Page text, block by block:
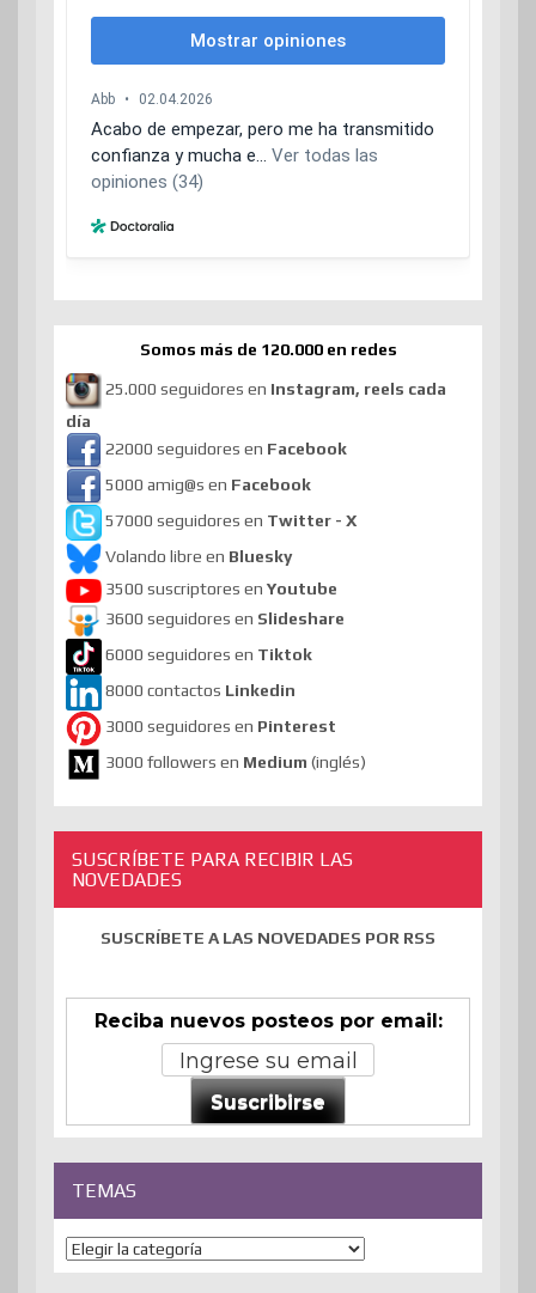
Somos más de 120.000 en redes
25.000 seguidores en Instagram, reels cada
día
22000 seguidores en Facebook
5000 amig@s en Facebook
57000 seguidores en Twitter - X
Volando libre en Bluesky
3500 suscriptores en Youtube
3600 seguidores en Slideshare
6000 seguidores en Tiktok
8000 contactos Linkedin
3000 seguidores en Pinterest
3000 followers en Medium (inglés)
SUSCRÍBETE PARA RECIBIR LAS
NOVEDADES
SUSCRÍBETE A LAS NOVEDADES POR RSS
Reciba nuevos posteos por email:
Suscribirse
TEMAS
Temas